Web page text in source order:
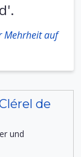
Mehrheit auf
de
und